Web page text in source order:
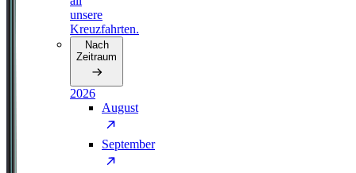
unsere
Kreuzfahrten.
Nach
Zeitraum
2026
August
September